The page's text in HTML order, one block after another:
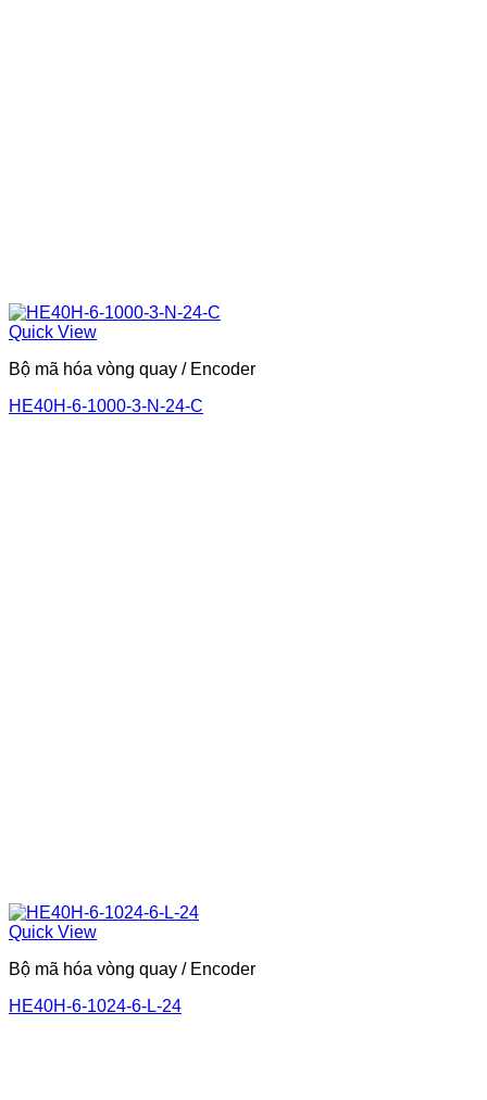
Quick View
Bộ mã hóa vòng quay / Encoder
HE40H-6-1000-3-N-24-C
Quick View
Bộ mã hóa vòng quay / Encoder
HE40H-6-1024-6-L-24